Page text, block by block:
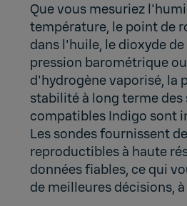
Que vous mesuriez
température, le point de
dans l'huile, le dioxyde
pression barométrique
d'hydrogène vaporisé, la
stabilité à long terme des
compatibles Indigo sont
Les sondes fournissent
reproductibles à haute
données fiables, ce qui
de meilleures décisions,